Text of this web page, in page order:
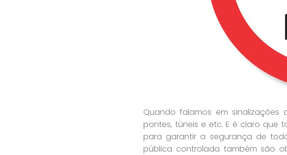
Quando falamos em sinalizações
pontes, túneis e etc. E é claro que
para garantir a segurança de
pública controlada também são